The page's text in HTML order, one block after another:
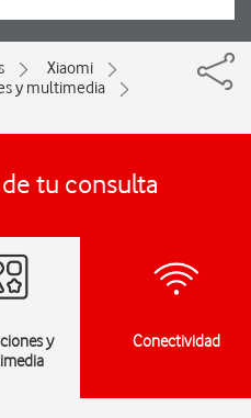
Xiaomi
y multimedia
tu consulta
y
Conectividad